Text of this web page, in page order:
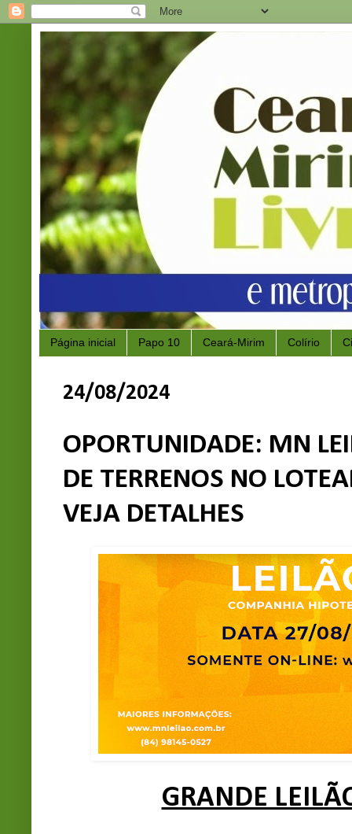
Página inicial Papo 10 Ceará-Mirim Colírio
24/08/2024
OPORTUNIDADE: MN
DE TERRENOS NO
VEJA DETALHES
GRANDE